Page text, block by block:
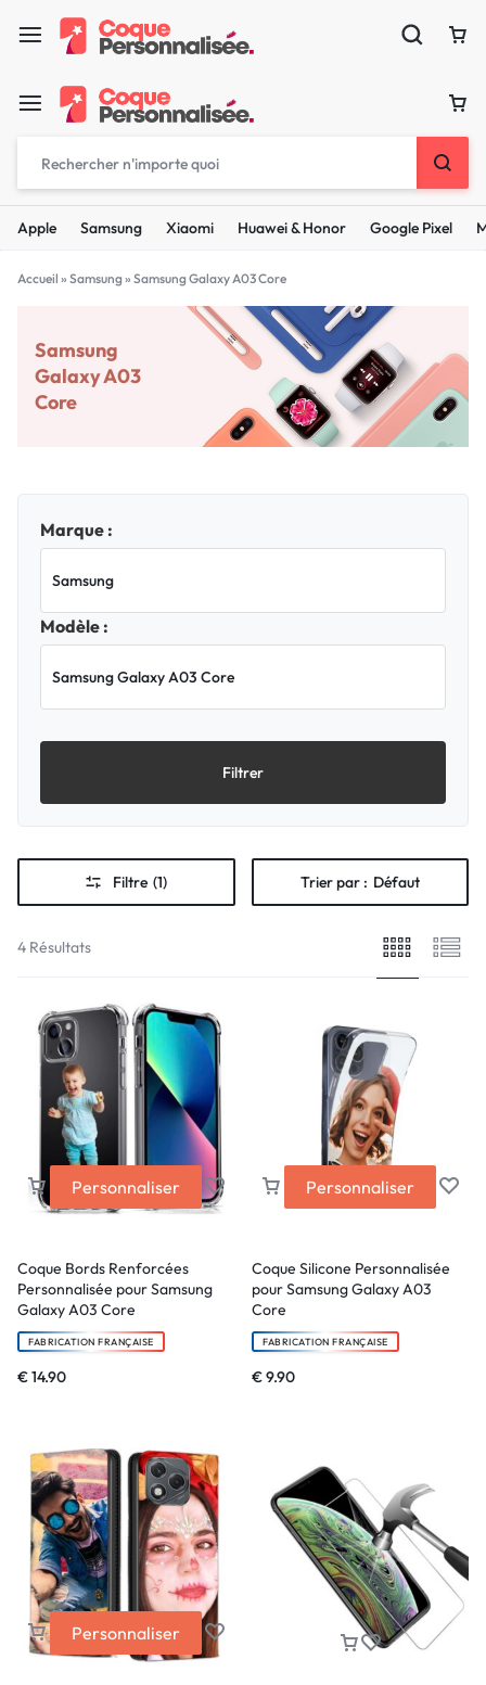
Apple Samsung Xiaomi Huawei & Honor Google Pixel
Accueil » Samsung » Samsung Galaxy A03 Core
Samsung
Galaxy A03
Core
Marque :
Modèle :
Filtrer
Filtre (1) Trier par : Défaut
4 Résultats
Personnaliser
Coque Bords Renforcées
Personnalisée pour Samsung
Galaxy A03 Core
FABRICATION FRANÇAISE
€14.90
Personnaliser
Coque Silicone Personnalisée
pour Samsung Galaxy A03
Core
FABRICATION FRANÇAISE
€9.90
Personnaliser